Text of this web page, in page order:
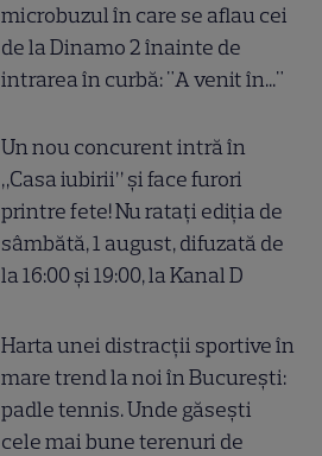
microbuzul în care se aflau cei
de la Dinamo 2 înainte de
intrarea în curbă: "A venit în..."
Un nou concurent intră în
„Casa iubirii” și face furori
printre fete! Nu ratați ediția de
sâmbătă, 1 august, difuzată de
la 16:00 și 19:00, la Kanal D
Harta unei distracții sportive în
mare trend la noi în București:
padle tennis. Unde găsești
cele mai bune terenuri de